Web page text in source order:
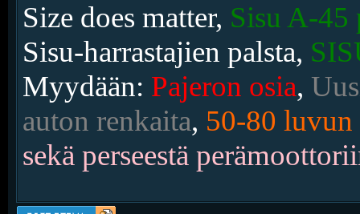
Size does matter, Sisu A-45
Sisu-harrastajien palsta,
Myydään: Pajeron osia,
auton renkaita, 50-80 luvun
sekä perseestä